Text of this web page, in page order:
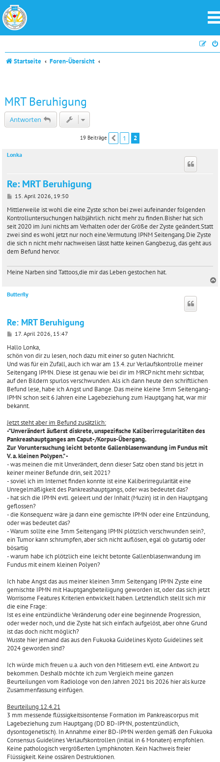
Startseite Foren-Übersicht
MRT Beruhigung
Antworten
19 Beiträge Vorherige
1 2
Lonka
Re: MRT Beruhigung
B
i
t
r
a
g
15. April 2026, 19:50
Mittlerweile ist wohl die eine Zyste schon bei zwei aufeinander folgenden
Kontrolluntersuchungen halbjährlich. nicht mehr zu finden.Bisher hat sich
seit 2020 im Juni nichts am Verhalten oder der Größe der Zyste geändert.Statt
zwei sind es wohl jetzt nur noch eine.Vermutung IPNM Seitengang.Die Zyste
die sich n nicht mehr nachweisen lässt hatte keinen Gangbezug, das geht aus
dem Befund hervor.
Meine Narben sind Tattoos,die mir das Leben gestochen hat.
Butterfly
Re: MRT Beruhigung
B
i
t
a
g
17. April 2026, 15:47
Hallo Lonka,
schön von dir zu lesen, noch dazu mit einer so guten Nachricht.
Und was für ein Zufall, auch ich war am 13.4. zur Verlaufskontrolle meiner
Seitengang IPMN. Diese ist genau wie bei dir im MRCP nicht mehr sichtbar,
auf den Bildern spurlos verschwunden. Als ich dann heute den schriftlichen
Befund lese, habe ich Angst und Bange. Das meine kleine 3mm Seitengang-
IPMN schon seit 6 Jahren eine Lagebeziehung zum Hauptgang hat, war mir
bekannt.
Jetzt steht aber im Befund zusätzlich:
-"Unverändert äußerst diskrete, unspezifische Kaliberirregularitäten des
Pankreashauptganges am Caput-/Korpus-Übergang.
Zur Voruntersuchung leicht betonte Gallenblasenwandung im Fundus mit
V. a. kleinen Polypen." -
- was meinen die mit Unverändert, denn dieser Satz oben stand bis jetzt in
keiner meiner Befunde drin, seit 2021?
- soviel ich im Internet finden konnte ist eine Kaliberirregularität eine
Unregelmäßigkeit des Pankreashauptgangs, oder was bedeutet das?
- hat sich die IPMN evtl. geleert und der Inhalt (Muzin) ist in den Hauptgang
geflossen?
- die Konsequenz wäre ja dann eine gemischte IPMN oder eine Entzündung,
oder was bedeutet das?
- Warum sollte eine 3mm Seitengang IPMN plötzlich verschwunden sein?,
ein Tumor kann schrumpfen, aber sich nicht auflösen, egal ob gutartig oder
bösartig
- warum habe ich plötzlich eine leicht betonte Gallenblasenwandung im
Fundus mit einem kleinen Polyen?
Ich habe Angst das aus meiner kleinen 3mm Seitengang IPMN Zyste eine
gemischte IPMN mit Hauptgangbeteiligung geworden ist, oder das sich jetzt
Worrisome Features Kriterien entwickelt haben. Letztendlich stellt sich mir
die eine Frage:
Ist es eine entzündliche Veränderung oder eine beginnende Progression,
oder weder noch, und die Zyste hat sich einfach aufgelöst, aber ohne Grund
ist das doch nicht möglich?
Wusste hier jemand das aus den Fukuoka Guidelines Kyoto Guidelines seit
2024 geworden sind?
Ich würde mich freuen u.a. auch von den Mitlesern evtl. eine Antwort zu
bekommen. Deshalb möchte ich zum Vergleich meine ganzen
Beurteilungen vom Radiologe von den Jahren 2021 bis 2026 hier als kurze
Zusammenfassung einfügen.
Beurteilung 12.4.21
3 mm messende flüssigkeitsisontense Formation im Pankreascorpus mit
Lagebeziehung zum Hauptgang (DD BD-IPMN, postentzündlich,
dysontogenetisch). In Annahme einer BD-IPMN werden gemäß den Fukuoka
Consensus Guidelines Verlaufskontrollen (initial in 6 Monaten) empfohlen.
Keine pathologisch vergrößerten Lymphknoten. Kein Nachweis freier
Flüssigkeit. Keine ossären Destruktionen.